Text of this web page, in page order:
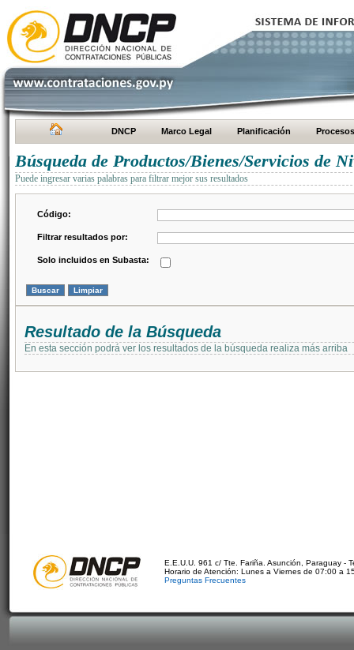
DNCP Marco Legal Planificación Procesos
Búsqueda de Productos/Bienes/Servicios de
Puede ingresar varias palabras para filtrar mejor sus resultados
Código:
Filtrar resultados por:
Solo incluidos en Subasta:
Resultado de la Búsqueda
En esta sección podrá ver los resultados de la búsqueda realiza más arriba
E.E.U.U. 961 c/ Tte. Fariña. Asunción, Paraguay -
Horario de Atención: Lunes a Viernes de 07:00 a
Preguntas Frecuentes